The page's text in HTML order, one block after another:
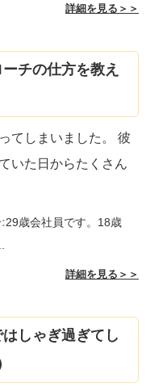
なら、あとは目の前
、メリハリをつけれ
が面白いと感じるお
。。人間ですから。
てしまったときは、
」と言ってみて。そ
すよ。
い訳にせず、新しい
詳細を見る＞＞
チの仕方を教え
てしまいました。 彼
いた日からたくさん
29歳会社員です。18歳
詳細を見る＞＞
しゃぎ過ぎてし